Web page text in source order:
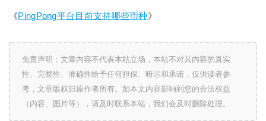
《PingPong平台目前支持哪些币种》
免责声明：文章内容不代表本站立场，本站不对其内容的真实
性、完整性、准确性给予任何担保、暗示和承诺，仅供读者参
考，文章版权归原作者所有。如本文内容影响到您的合法权益
（内容、图片等），请及时联系本站，我们会及时删除处理。